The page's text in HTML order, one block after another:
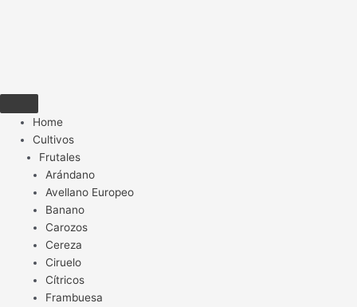
Home
Cultivos
Frutales
Arándano
Avellano Europeo
Banano
Carozos
Cereza
Ciruelo
Cítricos
Frambuesa